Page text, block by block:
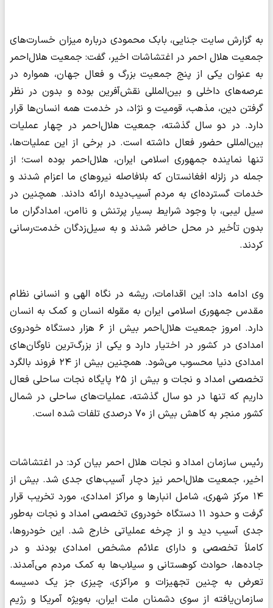
به گزارش سایت جنایی، بابک محمودی درباره میزان خسارت‌های
جمعیت هلال احمر در اغتشاشات اخیر، گفت: جمعیت هلال‌احمر
به‌ عنوان یکی از پنج جمعیت بزرگ و فعال جهان، همواره در
عرصه‌های داخلی و بین‌المللی نقش‌آفرین بوده و بدون در نظر
گرفتن دین، مذهب، قومیت و نژاد، در خدمت همه انسان‌ها قرار
دارد. در دو سال گذشته، جمعیت هلال‌احمر در چهار عملیات
بین‌المللی حضور فعال داشته است. در برخی از این عملیات‌ها،
تنها نماینده جمهوری اسلامی ایران، هلال‌احمر بوده است؛ از
جمله در زلزله افغانستان که بلافاصله نیروهای ما اعزام شدند و
خدمات گسترده‌ای به مردم آسیب‌دیده ارائه دادند. همچنین در
سیل لیبی، با وجود شرایط بسیار پرتنش و ناامن، امدادگران ما
بدون تأخیر در محل حاضر شدند و به سیل‌زدگان خدمت‌رسانی
کردند.
وی ادامه داد: این اقدامات، ریشه در نگاه الهی و انسانی نظام
مقدس جمهوری اسلامی ایران به مقوله انسان و کمک به انسان
دارد. امروز جمعیت هلال‌احمر بیش از ۶ هزار دستگاه خودروی
امدادی در کشور در اختیار دارد و یکی از بزرگ‌ترین ناوگان‌های
امدادی دنیا محسوب می‌شود. همچنین بیش از ۲۴ فروند بالگرد
تخصصی امداد و نجات و بیش از ۲۵ پایگاه نجات ساحلی فعال
داریم که تنها در دو سال گذشته، عملیات‌های ساحلی در شمال
کشور منجر به کاهش بیش از ۷۰ درصدی تلفات شده است.
رئیس سازمان امداد و نجات هلال احمر بیان کرد: در اغتشاشات
اخیر، جمعیت هلال‌احمر نیز دچار آسیب‌های جدی شد. بیش از
۱۴ مرکز شهری، شامل انبارها و مراکز امدادی، مورد تخریب قرار
گرفت و حدود ۱۱ دستگاه خودروی تخصصی امداد و نجات به‌طور
جدی آسیب دید و از چرخه عملیاتی خارج شد. این خودروها،
کاملاً تخصصی و دارای علائم مشخص امدادی بودند و در
جاده‌ها، حوادث کوهستانی و سیلاب‌ها به کمک مردم می‌آمدند.
تعرض به چنین تجهیزات و مراکزی، چیزی جز یک دسیسه
سازمان‌یافته از سوی دشمنان ملت ایران، به‌ویژه آمریکا و رژیم